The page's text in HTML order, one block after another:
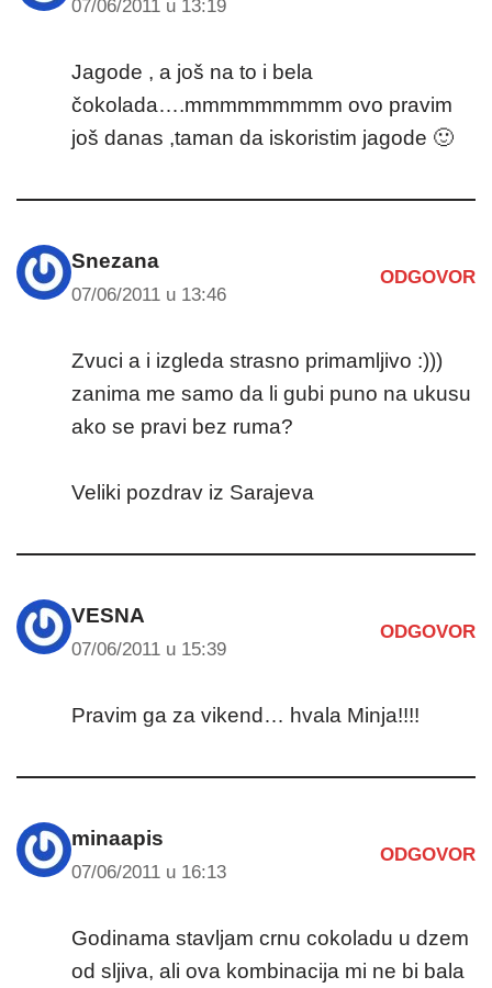
07/06/2011 u 13:19
Jagode , a još na to i bela
čokolada….mmmmmmmmm ovo pravim
još danas ,taman da iskoristim jagode 🙂
Snezana
07/06/2011 u 13:46
ODGOVOR
Zvuci a i izgleda strasno primamljivo :)))
zanima me samo da li gubi puno na ukusu
ako se pravi bez ruma?
Veliki pozdrav iz Sarajeva
VESNA
07/06/2011 u 15:39
ODGOVOR
Pravim ga za vikend… hvala Minja!!!!
minaapis
07/06/2011 u 16:13
ODGOVOR
Godinama stavljam crnu cokoladu u dzem
od sljiva, ali ova kombinacija mi ne bi bala